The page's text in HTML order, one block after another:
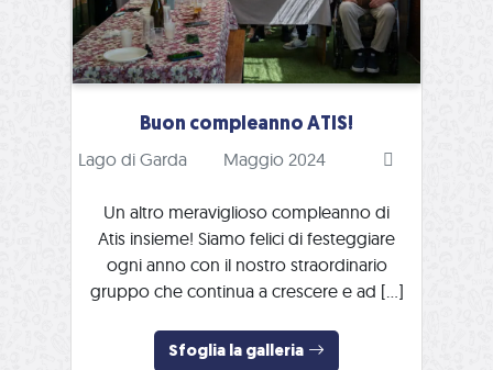
Buon compleanno ATIS!
Lago di Garda Maggio 2024
Un altro meraviglioso compleanno di
Atis insieme! Siamo felici di festeggiare
ogni anno con il nostro straordinario
gruppo che continua a crescere e ad […]
Sfoglia la galleria